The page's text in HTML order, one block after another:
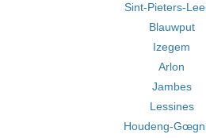
Sint-Pieters-
Blauwput
Izegem
Arlon
Jambes
Lessines
Houdeng-